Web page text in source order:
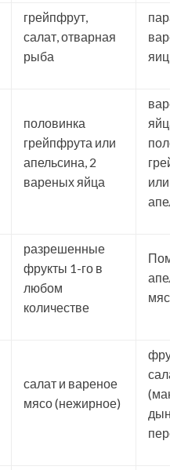
грейпфрут,
салат, отварная
рыба
яиц
половинка
грейпфрута или
апельсина, 2
вареных яйца
или
разрешенные
фрукты 1-го в
любом
количестве
салат и вареное
мясо (нежирное)